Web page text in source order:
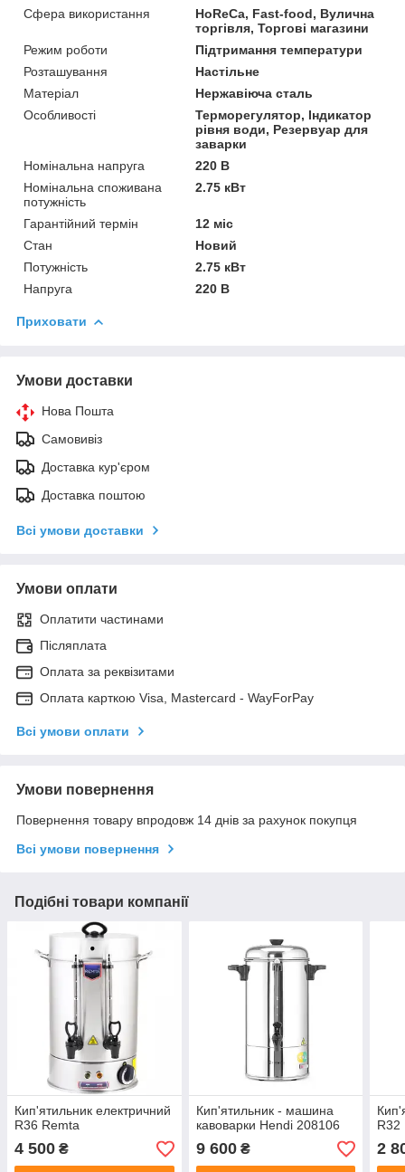
Сфера використання
HoReCa, Fast-food, Вулична
торгівля, Торгові магазини
Режим роботи
Підтримання температури
Розташування
Настільне
Матеріал
Нержавіюча сталь
Особливості
Терморегулятор, Індикатор
рівня води, Резервуар для
заварки
Номінальна напруга
220 В
Номінальна споживана
потужність
2.75 кВт
Гарантійний термін
12 міс
Стан
Новий
Потужність
2.75 кВт
Напруга
220 В
Приховати
Умови доставки
Нова Пошта
Самовивіз
Доставка кур'єром
Доставка поштою
Всі умови доставки
Умови оплати
Оплатити частинами
Післяплата
Оплата за реквізитами
Оплата карткою Visa, Mastercard - WayForPay
Всі умови оплати
Умови повернення
Повернення товару впродовж 14 днів за рахунок покупця
Всі умови повернення
Подібні товари компанії
Кип'ятильник електричний
R36 Remta
4 500 ₴
Кип'ятильник - машина
кавоварки Hendi 208106
9 600₴
R32
2